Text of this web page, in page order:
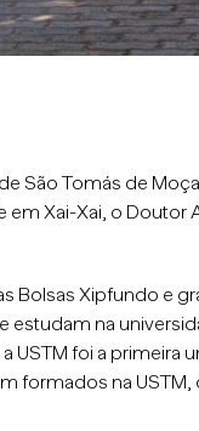
São Tomás de
Xai-Xai, o Doutor
Xipfundo e
na
USTM foi a primeira
formados na